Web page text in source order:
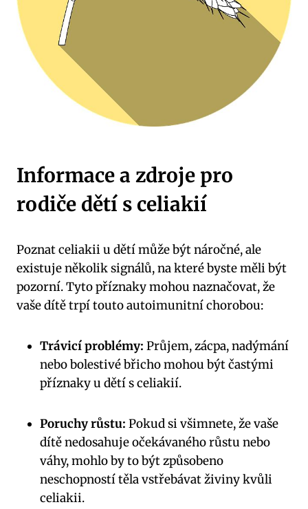
Informace a zdroje pro
rodiče dětí s celiakií
Poznat celiakii u dětí může být náročné, ale
existuje několik signálů, na které byste měli být
pozorní. Tyto příznaky mohou naznačovat, že
vaše dítě trpí touto autoimunitní chorobou:
Trávicí problémy: Průjem, zácpa, nadýmání
nebo bolestivé břicho mohou být častými
příznaky u dětí s celiakií.
Poruchy růstu: Pokud si všimnete, že vaše
dítě nedosahuje očekávaného růstu nebo
váhy, mohlo by to být způsobeno
neschopností těla vstřebávat živiny kvůli
celiakii.